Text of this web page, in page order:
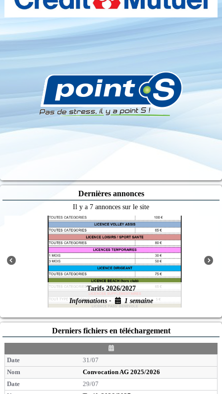
Dernières annonces
Il y a 7 annonces sur le site
Tarifs 2026/2027
Informations -
1 semaine
Derniers fichiers en téléchargement
D
a
e
31/07
Convocation AG 2025/2026
29/07